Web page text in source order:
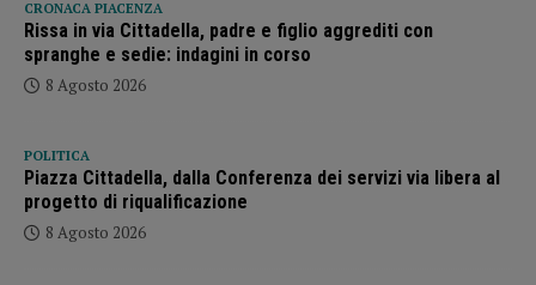
CRONACA PIACENZA
Rissa in via Cittadella, padre e figlio aggrediti con
spranghe e sedie: indagini in corso
8 Agosto 2026
POLITICA
Piazza Cittadella, dalla Conferenza dei servizi via libera al
progetto di riqualificazione
8 Agosto 2026